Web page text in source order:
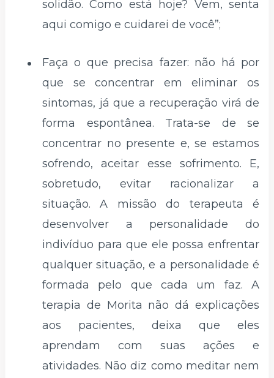
solidão. Como está hoje? Vem, senta
aqui comigo e cuidarei de você”;
Faça o que precisa fazer: não há por
que se concentrar em eliminar os
sintomas, já que a recuperação virá de
forma espontânea. Trata-se de se
concentrar no presente e, se estamos
sofrendo, aceitar esse sofrimento. E,
sobretudo, evitar racionalizar a
situação. A missão do terapeuta é
desenvolver a personalidade do
indivíduo para que ele possa enfrentar
qualquer situação, e a personalidade é
formada pelo que cada um faz. A
terapia de Morita não dá explicações
aos pacientes, deixa que eles
aprendam com suas ações e
atividades. Não diz como meditar nem